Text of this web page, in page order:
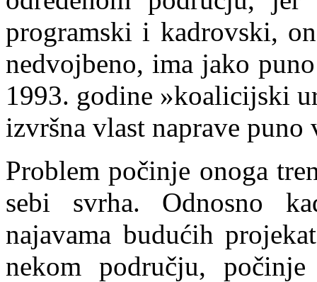
programski i kadrovski,
nedvojbeno, ima jako
1993. godine »koalicijski
izvršna vlast naprave
Problem počinje onoga
sebi svrha. Odnosno
najavama budućih
nekom području,